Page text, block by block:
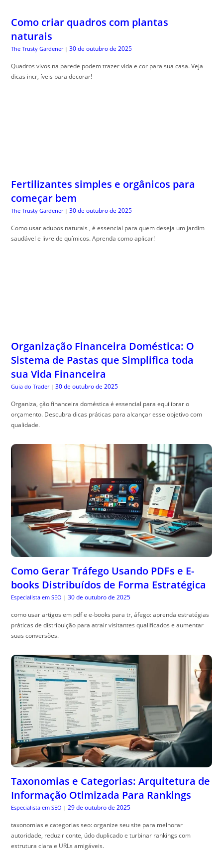
Como criar quadros com plantas
naturais
The Trusty Gardener | 30 de outubro de 2025
Quadros vivos na parede podem trazer vida e cor para sua casa. Veja
dicas incr, íveis para decorar!
Fertilizantes simples e orgânicos para
começar bem
The Trusty Gardener | 30 de outubro de 2025
Como usar adubos naturais , é essencial para quem deseja um jardim
saudável e livre de químicos. Aprenda como aplicar!
Organização Financeira Doméstica: O
Sistema de Pastas que Simplifica toda
sua Vida Financeira
Guia do Trader | 30 de outubro de 2025
Organiza, ção financeira doméstica é essencial para equilibrar o
orçamento. Descubra dicas práticas para alcançar esse objetivo com
qualidade.
Como Gerar Tráfego Usando PDFs e E-
books Distribuídos de Forma Estratégica
Especialista em SEO | 30 de outubro de 2025
como usar artigos em pdf e e-books para tr, áfego: aprenda estratégias
práticas de distribuição para atrair visitantes qualificados e aumentar
suas conversões.
Taxonomias e Categorias: Arquitetura de
Informação Otimizada Para Rankings
Especialista em SEO | 29 de outubro de 2025
taxonomias e categorias seo: organize seu site para melhorar
autoridade, reduzir conte, údo duplicado e turbinar rankings com
estrutura clara e URLs amigáveis.